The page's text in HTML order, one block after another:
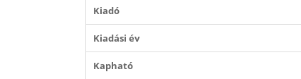
Kiadó
Kiadási év
Kapható